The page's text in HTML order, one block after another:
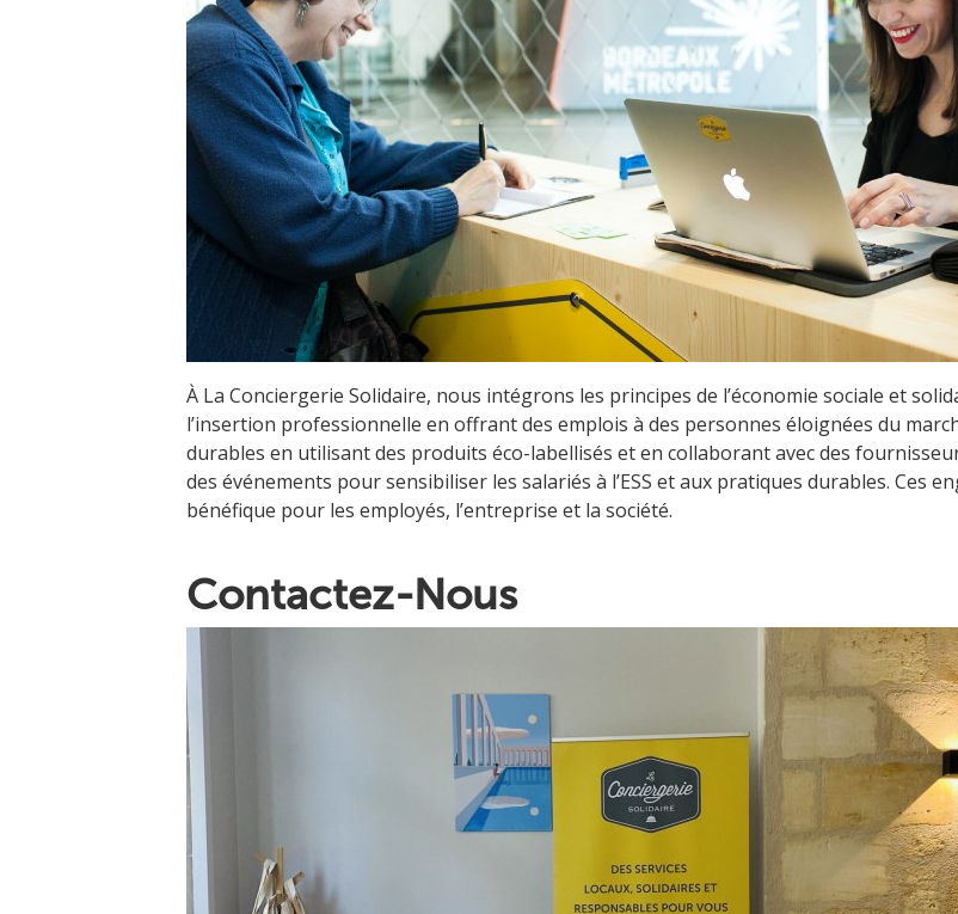
À La Conciergerie Solidaire, nous intégrons les principes de l’économie sociale et
l’insertion professionnelle en offrant des emplois à des personnes éloignées du
durables en utilisant des produits éco-labellisés et en collaborant avec des
des événements pour sensibiliser les salariés à l’ESS et aux pratiques durables. Ces
bénéfique pour les employés, l’entreprise et la société.
Contactez-Nous